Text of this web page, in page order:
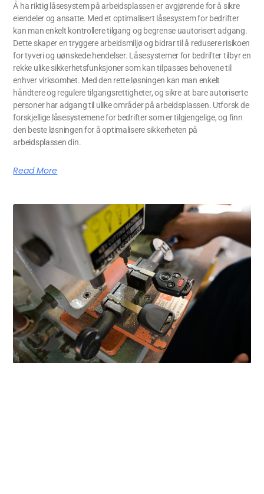
Å ha riktig låsesystem på arbeidsplassen er avgjørende for å sikre
eiendeler og ansatte. Med et optimalisert låsesystem for bedrifter
kan man enkelt kontrollere tilgang og begrense uautorisert adgang.
Dette skaper en tryggere arbeidsmiljø og bidrar til å redusere risikoen
for tyveri og uønskede hendelser. Låsesystemer for bedrifter tilbyr en
rekke ulike sikkerhetsfunksjoner som kan tilpasses behovene til
enhver virksomhet. Med den rette løsningen kan man enkelt
håndtere og regulere tilgangsrettigheter, og sikre at bare autoriserte
personer har adgang til ulike områder på arbeidsplassen. Utforsk de
forskjellige låsesystemene for bedrifter som er tilgjengelige, og finn
den beste løsningen for å optimalisere sikkerheten på
arbeidsplassen din.
Read More